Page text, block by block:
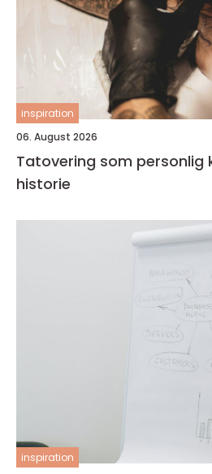
inspiration
06. August 2026
Tatovering som personlig
historie
inspiration